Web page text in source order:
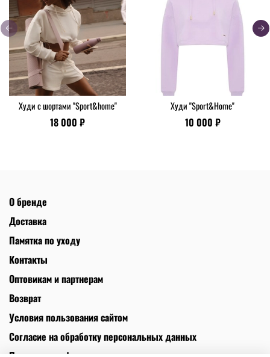
Худи с шортами "Sport&home"
18 000 ₽
Худи "Sport&Home"
10 000 ₽
О бренде
Доставка
Памятка по уходу
Контакты
Оптовикам и партнерам
Возврат
Условия пользования сайтом
Согласие на обработку персональных данных